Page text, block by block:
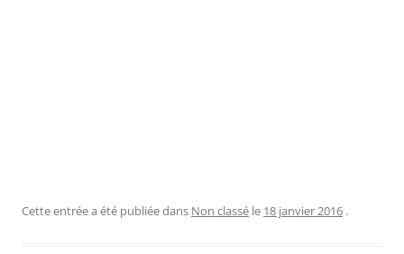
Cette entrée a été publiée dans Non classé le 18 janvier 2016 .